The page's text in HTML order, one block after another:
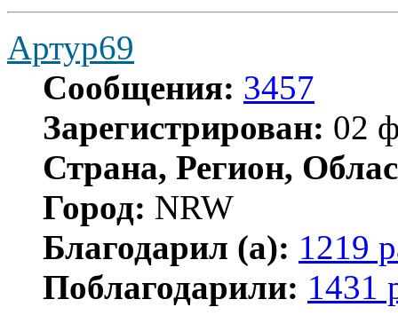
Артур69
Сообщения: 3457
Зарегистрирован: 02
Страна, Регион,
Город: NRW
Благодарил (а): 1219
Поблагодарили: 1431